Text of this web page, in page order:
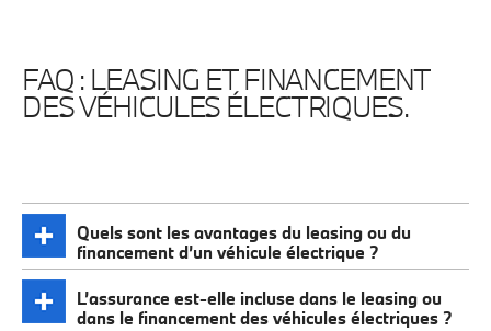
FAQ : LEASING ET FINANCEMENT
DES VÉHICULES ÉLECTRIQUES.
Quels sont les avantages du leasing ou du
financement d’un véhicule électrique ?
L’assurance est-elle incluse dans le leasing ou
dans le financement des véhicules électriques ?